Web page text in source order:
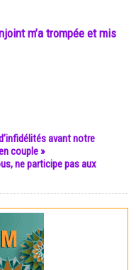
m’a trompée et mis
avant notre
couple »
ne participe pas aux